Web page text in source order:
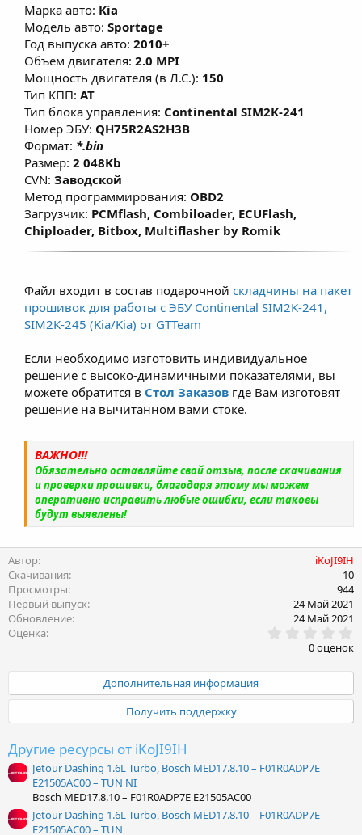
Марка авто: Kia
Модель авто: Sportage
Год выпуска авто: 2010+
Объем двигателя: 2.0 MPI
Мощность двигателя (в Л.С.): 150
Тип КПП: AT
Тип блока управления: Continental SIM2K-241
Номер ЭБУ: QH75R2AS2H3B
Формат: *.bin
Размер: 2 048Kb
CVN: Заводской
Метод программирования: OBD2
Загрузчик: PCMflash, Combiloader, ECUFlash,
Chiploader, Bitbox, Multiflasher by Romik
Файл входит в состав подарочной складчины на пакет
прошивок для работы с ЭБУ Continental SIM2K-241,
SIM2K-245 (Kia/Kia) от GTTeam
Если необходимо изготовить индивидуальное
решение с высоко-динамичными показателями, вы
можете обратится в Стол Заказов где Вам изготовят
решение на вычитанном вами стоке.
ВАЖНО!!!
Обязательно оставляйте свой отзыв, после скачивания
и проверки прошивки, благодаря этому мы можем
оперативно исправить любые ошибки, если таковы
будут выявлены!
Автор
iKoJI9IH
Скачивания
10
Просмотры
944
Первый выпуск
24 Май 2021
Обновление
24 Май 2021
Оценка
.
0
0
в
ё
0 оценок
Дополнительная информация
Получить поддержку
Другие ресурсы от iKoJI9IH
Jetour Dashing 1.6L Turbo, Bosch MED17.8.10 – F01R0ADP7E
E21505AC00 – TUN NI
Bosch MED17.8.10 – F01R0ADP7E E21505AC00
Jetour Dashing 1.6L Turbo, Bosch MED17.8.10 – F01R0ADP7E
E21505AC00 – TUN